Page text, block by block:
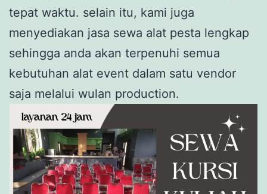
tepat waktu. selain itu, kami juga
menyediakan jasa sewa alat pesta lengkap
sehingga anda akan terpenuhi semua
kebutuhan alat event dalam satu vendor
saja melalui wulan production.